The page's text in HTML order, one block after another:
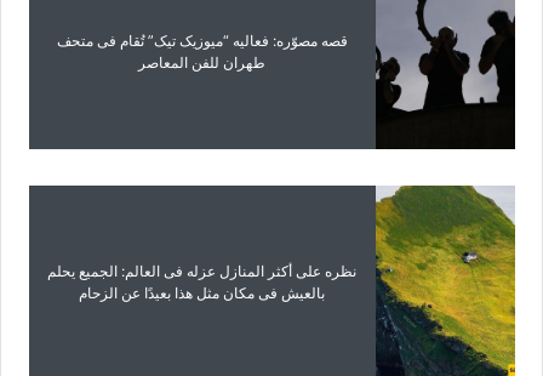
قصه مصوّره: فعالیه “میوزیک تیک” تُقام فی متحف
طهران للفن المعاصر
نظره على أکثر المنازل عزله فی العالم: الجمیع یحلم
بالعیش فی مکان مثل هذا بعیدًا عن الزحام